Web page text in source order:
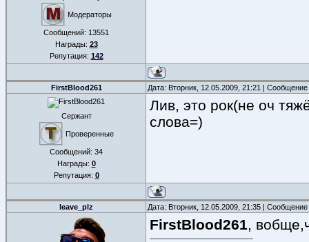
Модераторы
Сообщений: 13551
Награды: 23
Репутация: 142
FirstBlood261 Дата: Вторник, 12.05.2009, 21:21 |
Сержант
Проверенные
Сообщений: 34
Награды: 0
Репутация: 0
Лив, это рок(не оч
слова=)
leave_plz Дата: Вторник, 12.05.2009, 21:35 |
FirstBlood261,